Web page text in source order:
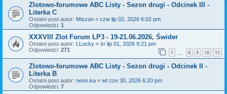
Zlotowo-forumowe ABC Listy - Sezon drugi - Odcinek III -
Literka C
Ostatni post autor: Miszon « czw lip 02, 2026 6:02 pm
Odpowiedzi: 1
XXXVIII Zlot Forum LP3 - 19-21.06.2026, Świder
Ostatni post autor: LLucky « śr lip 01, 2026 9:21 pm
Odpowiedzi: 271 1 8 9 10 11
Zlotowo-forumowe ABC Listy - Sezon drugi - Odcinek II -
Literka B
Ostatni post autor: neon.ka « wt cze 30, 2026 6:20 pm
Odpowiedzi: 7